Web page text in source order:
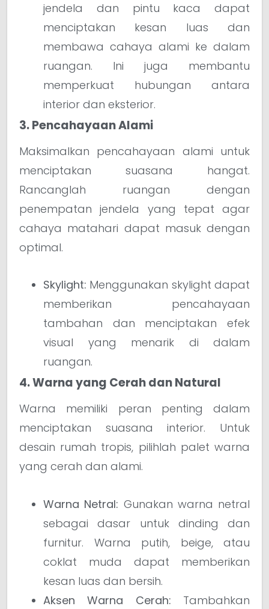
jendela dan pintu kaca dapat
menciptakan kesan luas dan
membawa cahaya alami ke dalam
ruangan. Ini juga membantu
memperkuat hubungan antara
interior dan eksterior.
3. Pencahayaan Alami
Maksimalkan pencahayaan alami untuk
menciptakan suasana hangat.
Rancanglah ruangan dengan
penempatan jendela yang tepat agar
cahaya matahari dapat masuk dengan
optimal.
Skylight: Menggunakan skylight dapat
memberikan pencahayaan
tambahan dan menciptakan efek
visual yang menarik di dalam
ruangan.
4. Warna yang Cerah dan Natural
Warna memiliki peran penting dalam
menciptakan suasana interior. Untuk
desain rumah tropis, pilihlah palet warna
yang cerah dan alami.
Warna Netral: Gunakan warna netral
sebagai dasar untuk dinding dan
furnitur. Warna putih, beige, atau
coklat muda dapat memberikan
kesan luas dan bersih.
Aksen Warna Cerah: Tambahkan